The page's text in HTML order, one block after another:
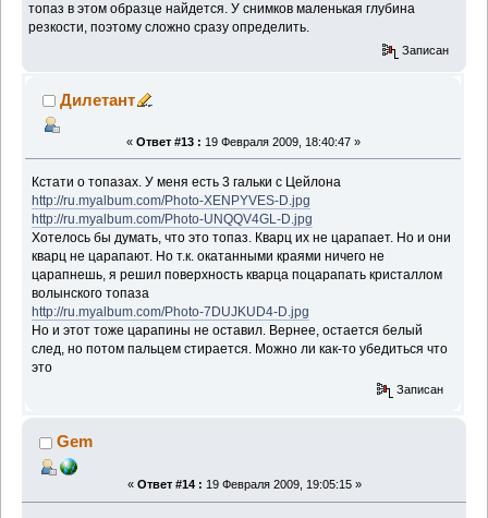
топаз в этом образце найдется. У снимков маленькая глубина
резкости, поэтому сложно сразу определить.
Записан
Дилетант
« Ответ #13 : 19 Февраля 2009, 18:40:47 »
Кстати о топазах. У меня есть 3 гальки с Цейлона
http://ru.myalbum.com/Photo-XENPYVES-D.jpg
http://ru.myalbum.com/Photo-UNQQV4GL-D.jpg
Хотелось бы думать, что это топаз. Кварц их не царапает. Но и они
кварц не царапают. Но т.к. окатанными краями ничего не
царапнешь, я решил поверхность кварца поцарапать кристаллом
волынского топаза
http://ru.myalbum.com/Photo-7DUJKUD4-D.jpg
Но и этот тоже царапины не оставил. Вернее, остается белый
след, но потом пальцем стирается. Можно ли как-то убедиться что
это
Записан
Gem
« Ответ #14 : 19 Февраля 2009, 19:05:15 »